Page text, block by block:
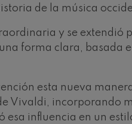
de la música
y se extendió
forma clara, basada
esta nueva
Vivaldi, incorporando
esa influencia en un
Antonin Dvorak
Ludwig van Beethoven: Sinfonía
Ludwig van Beethoven